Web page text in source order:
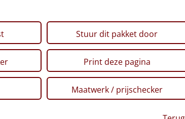
Stuur dit pakket door
Print deze pagina
Maatwerk / prijschecker